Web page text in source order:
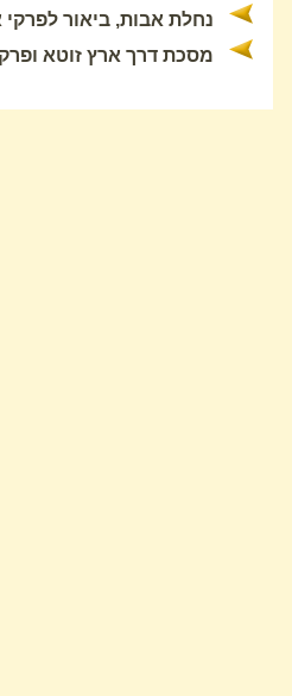
נחלת אבות, ביאור
מסכת דרך ארץ זוטא